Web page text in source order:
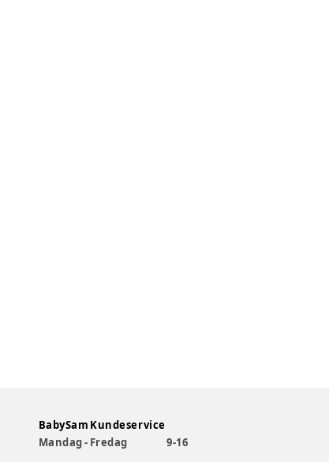
BabySam Kundeservice
Mandag - Fredag
9-16